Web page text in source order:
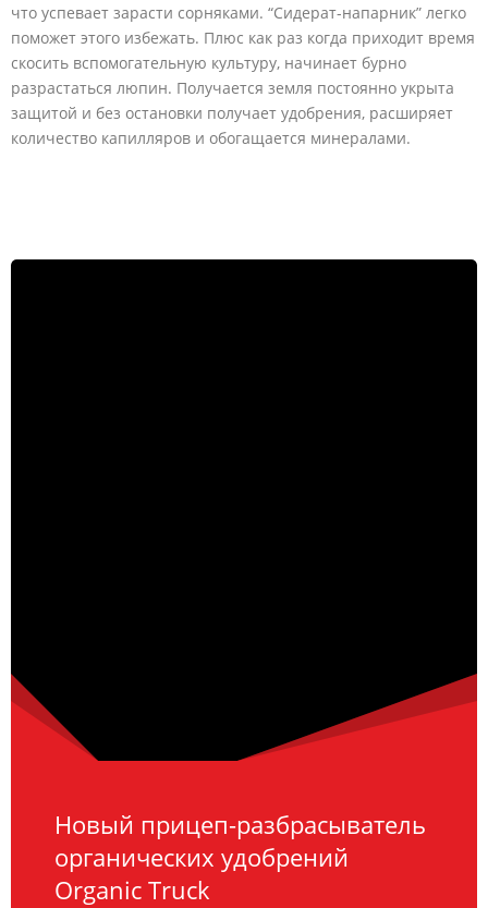
что успевает зарасти сорняками. “Сидерат-напарник” легко
поможет этого избежать. Плюс как раз когда приходит время
скосить вспомогательную культуру, начинает бурно
разрастаться люпин. Получается земля постоянно укрыта
защитой и без остановки получает удобрения, расширяет
количество капилляров и обогащается минералами.
Новый прицеп-разбрасыватель
органических удобрений
Organic Truck